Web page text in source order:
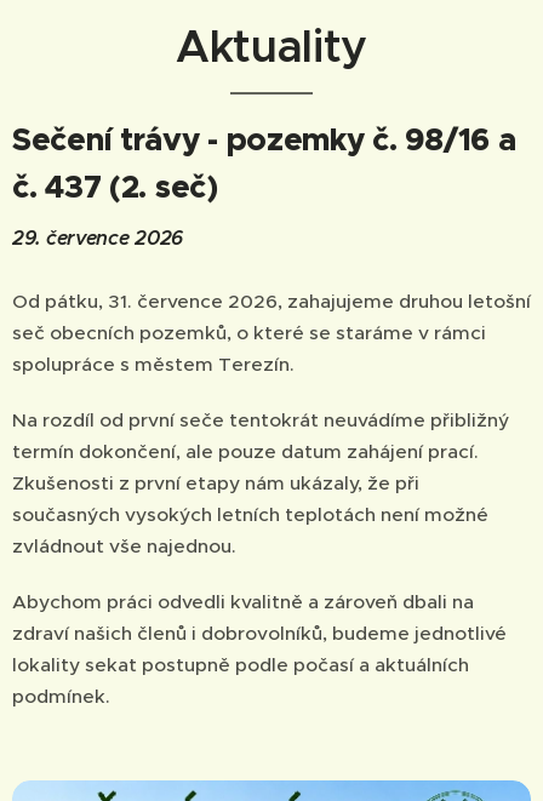
Aktuality
Sečení trávy - pozemky č. 98/16 a
č. 437 (2. seč)
29. července 2026
Od pátku, 31. července 2026, zahajujeme druhou letošní
seč obecních pozemků, o které se staráme v rámci
spolupráce s městem Terezín.
Na rozdíl od první seče tentokrát neuvádíme přibližný
termín dokončení, ale pouze datum zahájení prací.
Zkušenosti z první etapy nám ukázaly, že při
současných vysokých letních teplotách není možné
zvládnout vše najednou.
Abychom práci odvedli kvalitně a zároveň dbali na
zdraví našich členů i dobrovolníků, budeme jednotlivé
lokality sekat postupně podle počasí a aktuálních
podmínek.